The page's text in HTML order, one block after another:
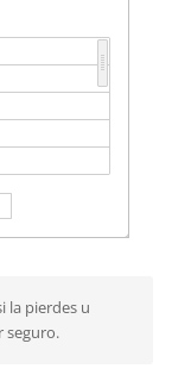
la pierdes u
seguro.